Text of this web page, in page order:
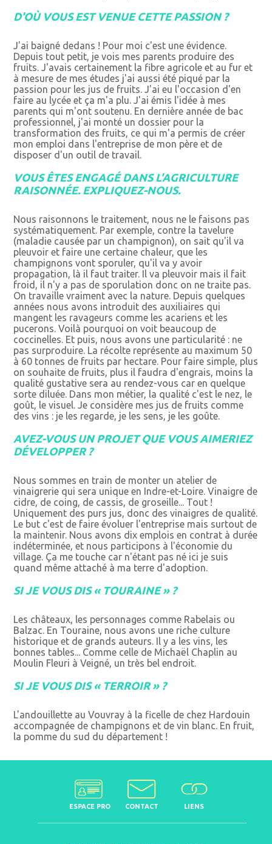
D'OÙ VOUS EST VENUE CETTE PASSION ?
J'ai baigné dedans ! Pour moi c'est une évidence.
Depuis tout petit, je vois mes parents produire des
fruits. J'avais certainement la fibre agricole et au fur et
à mesure de mes études j'ai aussi été piqué par la
passion pour les jus de fruits. J'ai eu l'occasion d'en
faire au lycée et ça m'a plu. J'ai émis l'idée à mes
parents qui m'ont soutenu. En dernière année de bac
professionnel, j'ai monté un dossier pour la
transformation des fruits, ce qui m'a permis de créer
mon emploi dans l'entreprise de mon père et de
disposer d'un outil de travail.
VOUS ÊTES ENGAGÉ DANS L'AGRICULTURE
RAISONNÉE. EXPLIQUEZ-NOUS.
Nous raisonnons le traitement, nous ne le faisons pas
systématiquement. Par exemple, contre la tavelure
(maladie causée par un champignon), on sait qu'il va
pleuvoir et faire une certaine chaleur, que les
champignons vont sporuler, qu'il va y avoir
propagation, là il faut traiter. Il va pleuvoir mais il fait
froid, il n'y a pas de sporulation donc on ne traite pas.
On travaille vraiment avec la nature. Depuis quelques
années nous avons introduit des auxiliaires qui
mangent les ravageurs comme les acariens et les
pucerons. Voilà pourquoi on voit beaucoup de
coccinelles. Et puis, nous avons une particularité : ne
pas surproduire. La récolte représente au maximum 50
à 60 tonnes de fruits par hectare. Pour faire simple, plus
on souhaite de fruits, plus il faudra d'engrais, moins la
qualité gustative sera au rendez-vous car en quelque
sorte diluée. Dans mon métier, la qualité c'est le nez, le
goût, le visuel. Je considère mes jus de fruits comme
des vins : je les regarde, je les sens, je les goûte.
AVEZ-VOUS UN PROJET QUE VOUS AIMERIEZ
DÉVELOPPER ?
Nous sommes en train de monter un atelier de
vinaigrerie qui sera unique en Indre-et-Loire. Vinaigre de
cidre, de coing, de cassis, de groseille... Tout !
Uniquement des purs jus, donc des vinaigres de qualité.
Le but c'est de faire évoluer l'entreprise mais surtout de
la maintenir. Nous avons dix emplois en contrat à durée
indéterminée, et nous participons à l'économie du
village. Ça me touche car n'étant pas né ici je suis
quand même attaché à ma terre d'adoption.
SI JE VOUS DIS « TOURAINE » ?
Les châteaux, les personnages comme Rabelais ou
Balzac. En Touraine, nous avons une riche culture
historique et de grands auteurs. Il y a les vins, les
bonnes tables... Comme celle de Michaël Chaplin au
Moulin Fleuri à Veigné, un très bel endroit.
SI JE VOUS DIS « TERROIR » ?
L'andouillette au Vouvray à la ficelle de chez Hardouin
accompagnée de champignons et de vin blanc. En fruit,
la pomme du sud du département !
ESPACE PRO CONTACT LIENS